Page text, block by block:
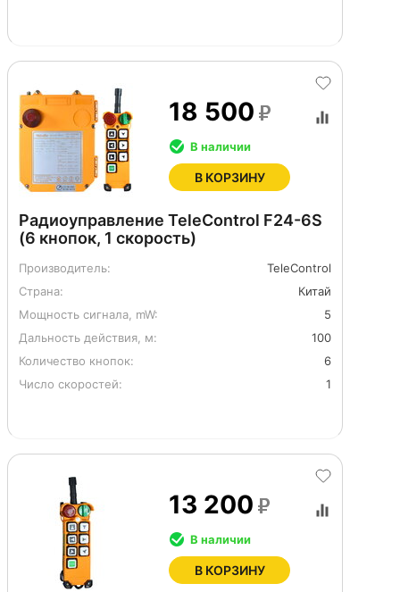
Радиоуправление TeleControl F24-6S
(6 кнопок, 1 скорость)
Производитель:
TeleControl
Страна:
Китай
Мощность сигнала, mW:
5
Дальность действия, м:
100
Количество кнопок:
6
Число скоростей:
1
18 500
В наличии
В КОРЗИНУ
13 200
В наличии
В КОРЗИНУ